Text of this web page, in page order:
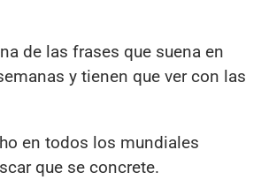
de las frases que suena en
y tienen que ver con las
en todos los mundiales
que se concrete.